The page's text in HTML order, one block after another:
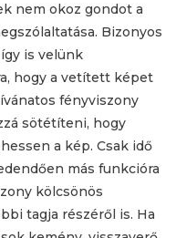
nem okoz gondot a
Bizonyos
is velünk
hogy a vetített képet
fényviszony
sötétíteni, hogy
a kép. Csak idő
más funkcióra
kölcsönös
tagja részéről is. Ha